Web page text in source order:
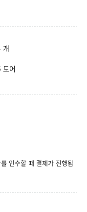
개
도어
인수할 때 결제가 진행됩